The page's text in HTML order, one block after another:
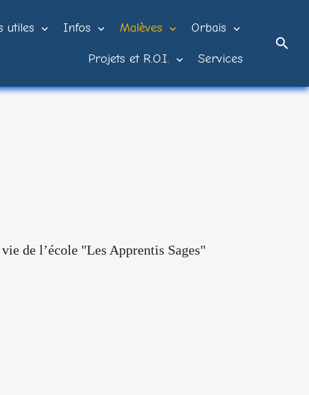
utiles Infos Malèves Orbais
Projets et R.O.I. Services
​de​ ​l’école "Les Apprentis Sages"